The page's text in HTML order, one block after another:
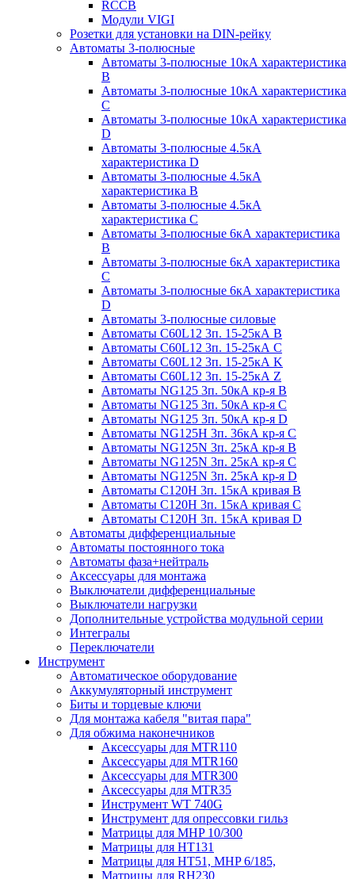
RCCB
Модули VIGI
Розетки для установки на DIN-рейку
Автоматы 3-полюсные
Автоматы 3-полюсные 10кА характеристика
B
Автоматы 3-полюсные 10кА характеристика
C
Автоматы 3-полюсные 10кА характеристика
D
Автоматы 3-полюсные 4.5кА
характеристика D
Автоматы 3-полюсные 4.5кА
характеристика В
Автоматы 3-полюсные 4.5кА
характеристика С
Автоматы 3-полюсные 6кА характеристика
B
Автоматы 3-полюсные 6кА характеристика
C
Автоматы 3-полюсные 6кА характеристика
D
Автоматы 3-полюсные силовые
Автоматы C60L12 3п. 15-25кА B
Автоматы C60L12 3п. 15-25кА C
Автоматы C60L12 3п. 15-25кА K
Автоматы C60L12 3п. 15-25кА Z
Автоматы NG125 3п. 50кА кр-я B
Автоматы NG125 3п. 50кА кр-я C
Автоматы NG125 3п. 50кА кр-я D
Автоматы NG125H 3п. 36кА кр-я C
Автоматы NG125N 3п. 25кА кр-я B
Автоматы NG125N 3п. 25кА кр-я C
Автоматы NG125N 3п. 25кА кр-я D
Автоматы С120Н 3п. 15кА кривая B
Автоматы С120Н 3п. 15кА кривая C
Автоматы С120Н 3п. 15кА кривая D
Автоматы дифференциальные
Автоматы постоянного тока
Автоматы фаза+нейтраль
Аксессуары для монтажа
Выключатели дифференциальные
Выключатели нагрузки
Дополнительные устройства модульной серии
Интегралы
Переключатели
Инструмент
Автоматическое оборудование
Аккумуляторный инструмент
Биты и торцевые ключи
Для монтажа кабеля "витая пара"
Для обжима наконечников
Аксессуары для MTR110
Аксессуары для MTR160
Аксессуары для MTR300
Аксессуары для MTR35
Инструмент WT 740G
Инструмент для опрессовки гильз
Матрицы для MHP 10/300
Матрицы для НТ131
Матрицы для НТ51, MHP 6/185,
Матрицы для RH230